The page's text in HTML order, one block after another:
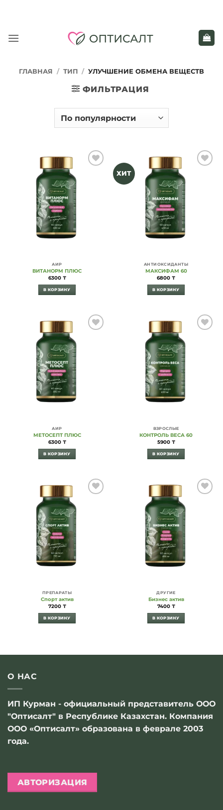
ГЛАВНАЯ / ТИП / УЛУЧШЕНИЕ ОБМЕНА ВЕЩЕСТВ
ФИЛЬТРАЦИЯ
Wishlist
АИР
ВИТАНОРМ ПЛЮС
6300 ₸
В КОРЗИНУ
ХИТ
Wishlist
АНТИОКСИДАНТЫ
МАКСИФАМ 60
6800 ₸
В КОРЗИНУ
Wishlist
АИР
МЕТОСЕПТ ПЛЮС
6300 ₸
В КОРЗИНУ
Wishlist
ВЗРОСЛЫЕ
КОНТРОЛЬ ВЕСА 60
5900 ₸
В КОРЗИНУ
Wishlist
ПРЕПАРАТЫ
Спорт актив
7200 ₸
В КОРЗИНУ
Wishlist
ДРУГИЕ
Бизнес актив
7400 ₸
В КОРЗИНУ
О НАС
ИП Курман - официальный представитель ООО
"Оптисалт" в Республике Казахстан. Компания
ООО «Оптисалт» образована в феврале 2003
года.
АВТОРИЗАЦИЯ